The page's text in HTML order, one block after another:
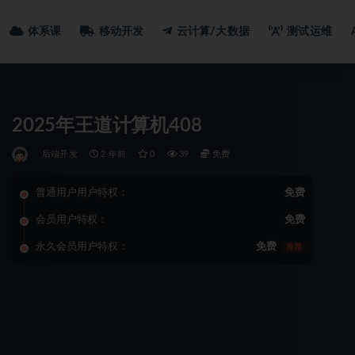
体系课 移动开发 云计算/大数据 测试运维
2025年王道计算机408
后端开发 2 年前 0 39 免费
普通用户用户特权： 免费
会员用户特权： 免费
永久会员用户特权： 免费 推荐